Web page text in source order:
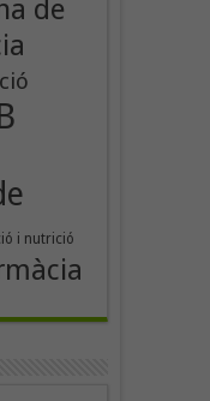
de
i nutrició